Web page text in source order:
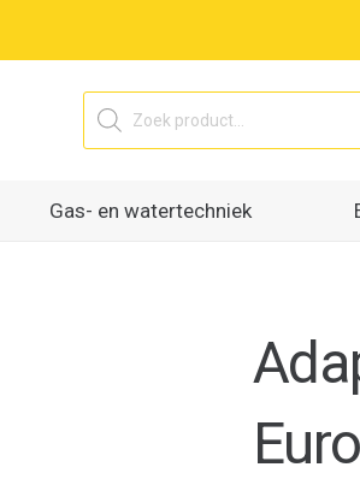
Producten
zoeken
Gas- en watertechniek